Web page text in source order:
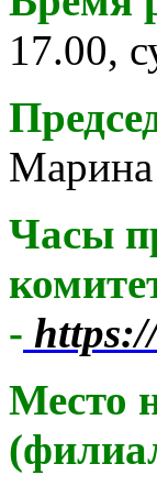
17.00,
Марина
Часы
-
Место